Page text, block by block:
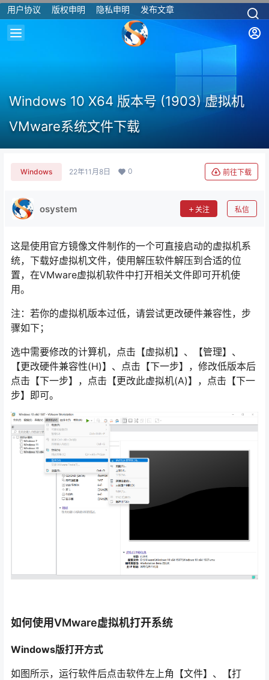
用户协议 版权申明 隐私申明 发布文章
Windows 10 X64 版本号 (1903) 虚拟机
VMware系统文件下载
Windows 22年11月8日 0 前往下载
osystem 关注 私信
这是使用官方镜像文件制作的一个可直接启动的虚拟机系
统，下载好虚拟机文件，使用解压软件解压到合适的位
置，在VMware虚拟机软件中打开相关文件即可开机使
用。
注：若你的虚拟机版本过低，请尝试更改硬件兼容性，步
骤如下；
选中需要修改的计算机，点击【虚拟机】、【管理】、
【更改硬件兼容性(H)】、点击【下一步】，修改低版本后
点击【下一步】，点击【更改此虚拟机(A)】，点击【下一
步】即可。
如何使用VMware虚拟机打开系统
Windows版打开方式
如图所示，运行软件后点击软件左上角【文件】、【打